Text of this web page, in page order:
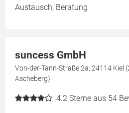
Austausch, Beratung
suncess GmbH
Von-der-Tann-Straße 2a, 24114 Kiel
Ascheberg)
4.2 Sterne aus 54